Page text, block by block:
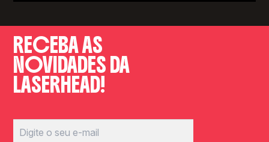
RECEBA AS
NOVIDADES DA
LASERHEAD!